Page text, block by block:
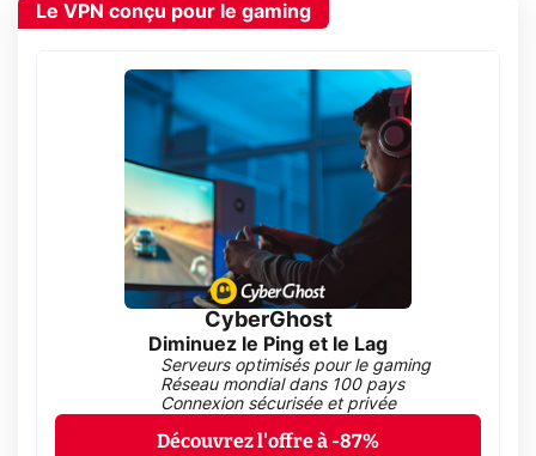
Le VPN conçu pour le gaming
CyberGhost
Diminuez le Ping et le Lag
Serveurs optimisés pour le gaming
Réseau mondial dans 100 pays
Connexion sécurisée et privée
Découvrez l'offre à -87%